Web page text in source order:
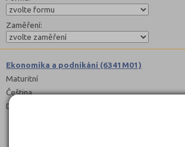
Zaměření:
Ekonomika a podnikání (6341M01)
Maturitní
Čeština
Denní